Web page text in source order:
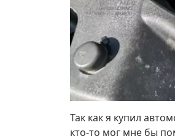
Так как я купил
кто-то мог мне бы